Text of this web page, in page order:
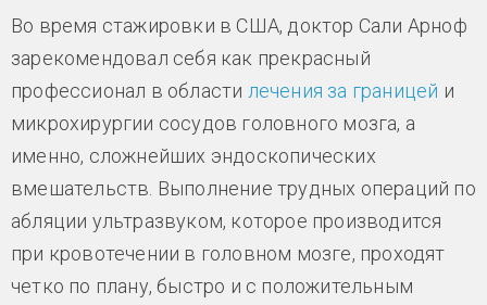
Во время стажировки в США, доктор Сали Арноф
зарекомендовал себя как прекрасный
профессионал в области лечения за границей и
микрохирургии сосудов головного мозга, а
именно, сложнейших эндоскопических
вмешательств. Выполнение трудных операций по
абляции ультразвуком, которое производится
при кровотечении в головном мозге, проходят
четко по плану, быстро и с положительным